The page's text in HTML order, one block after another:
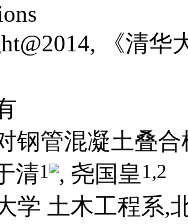
《清
钢管混凝土叠
清1 , 尧国皇 1,2
学 土木工程系,